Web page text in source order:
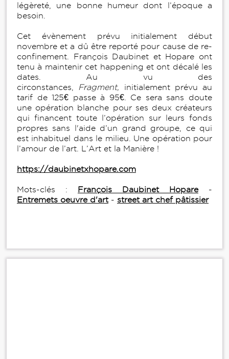
légèreté, une bonne humeur dont l’époque a
besoin.
Cet évènement prévu initialement début
novembre et a dû être reporté pour cause de re-
confinement. François Daubinet et Hopare ont
tenu à maintenir cet happening et ont décalé les
dates. Au vu des
circonstances,
Fragment, initialement prévu au
tarif de 125€ passe à 95€. Ce sera sans doute
une opération blanche pour ses deux créateurs
qui financent toute l’opération sur leurs fonds
propres sans l'aide d’un grand groupe, ce qui
est inhabituel dans le milieu. Une opération pour
l’amour de l’art. L’Art et la Manière !
https://daubinetxhopare.com
Mots-clés : François Daubinet Hopare-
Entremets oeuvre d'art- street art chef pâtissier